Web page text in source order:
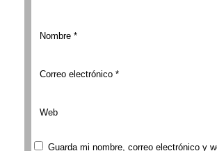
Guarda mi nombre, correo electrónico y